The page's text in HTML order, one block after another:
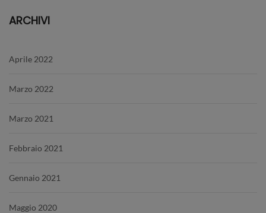
ARCHIVI
Aprile 2022
Marzo 2022
Marzo 2021
Febbraio 2021
Gennaio 2021
Maggio 2020